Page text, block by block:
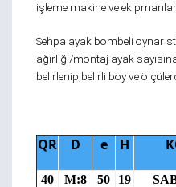
işleme makine ve
Sehpa ayak bombeli oynar
ağırlığı/montaj ayak
belirlenip,belirli boy ve
QR D e H
40 M:8 50 19